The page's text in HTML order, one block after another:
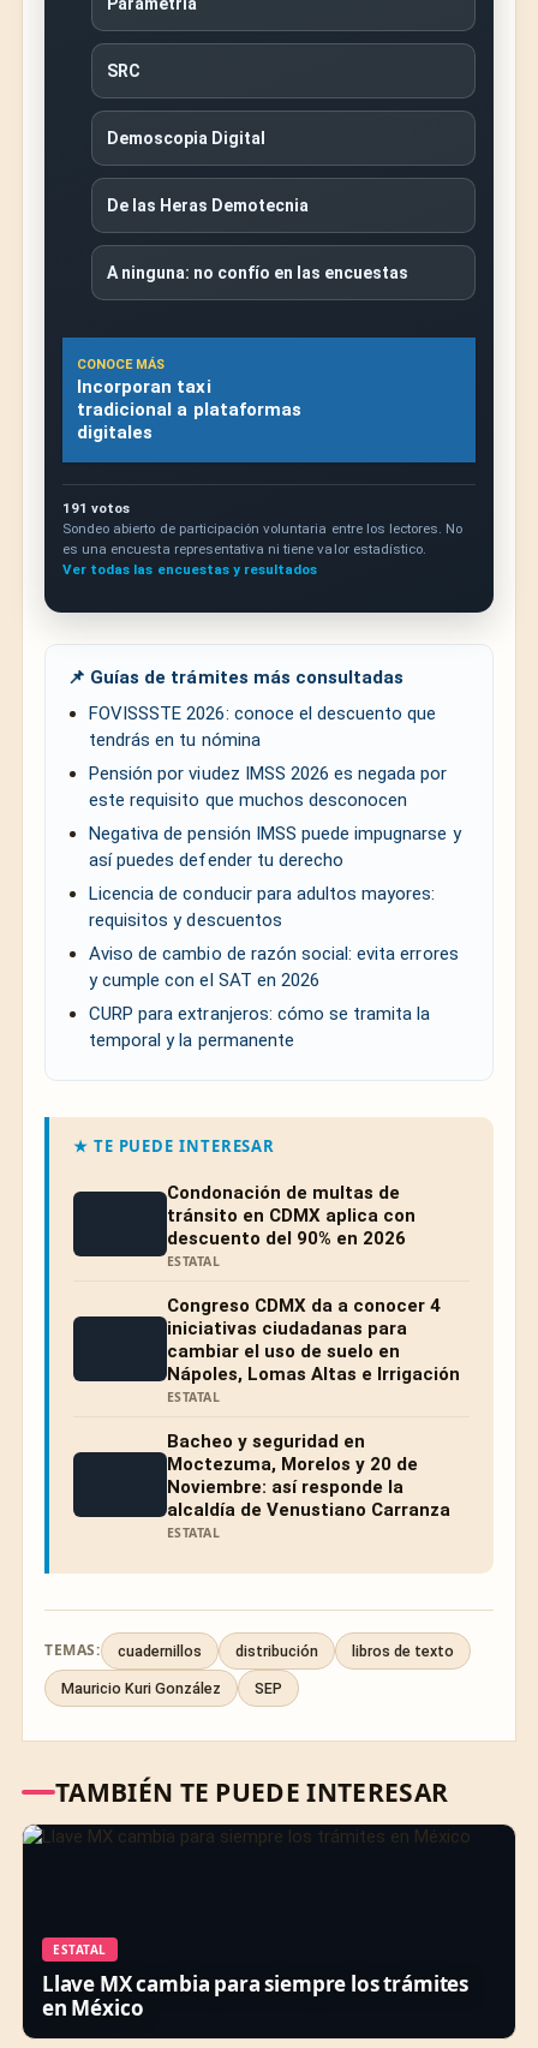
Parametría
SRC
Demoscopia Digital
De las Heras Demotecnia
A ninguna: no confío en las encuestas
CONOCE MÁS
Incorporan taxi
tradicional a plataformas
digitales
191 votos
Sondeo abierto de participación voluntaria entre los lectores. No
es una encuesta representativa ni tiene valor estadístico.
Ver todas las encuestas y resultados
📌 Guías de trámites más consultadas
FOVISSSTE 2026: conoce el descuento que
tendrás en tu nómina
Pensión por viudez IMSS 2026 es negada por
este requisito que muchos desconocen
Negativa de pensión IMSS puede impugnarse y
así puedes defender tu derecho
Licencia de conducir para adultos mayores:
requisitos y descuentos
Aviso de cambio de razón social: evita errores
y cumple con el SAT en 2026
CURP para extranjeros: cómo se tramita la
temporal y la permanente
★ TE PUEDE INTERESAR
Condonación de multas de
tránsito en CDMX aplica con
descuento del 90% en 2026
ESTATAL
Congreso CDMX da a conocer 4
iniciativas ciudadanas para
cambiar el uso de suelo en
Nápoles, Lomas Altas e Irrigación
ESTATAL
Bacheo y seguridad en
Moctezuma, Morelos y 20 de
Noviembre: así responde la
alcaldía de Venustiano Carranza
ESTATAL
TEMAS: cuadernillos distribución libros de texto
Mauricio Kuri González SEP
TAMBIÉN TE PUEDE INTERESAR
ESTATAL
Llave MX cambia para siempre los trámites
en México